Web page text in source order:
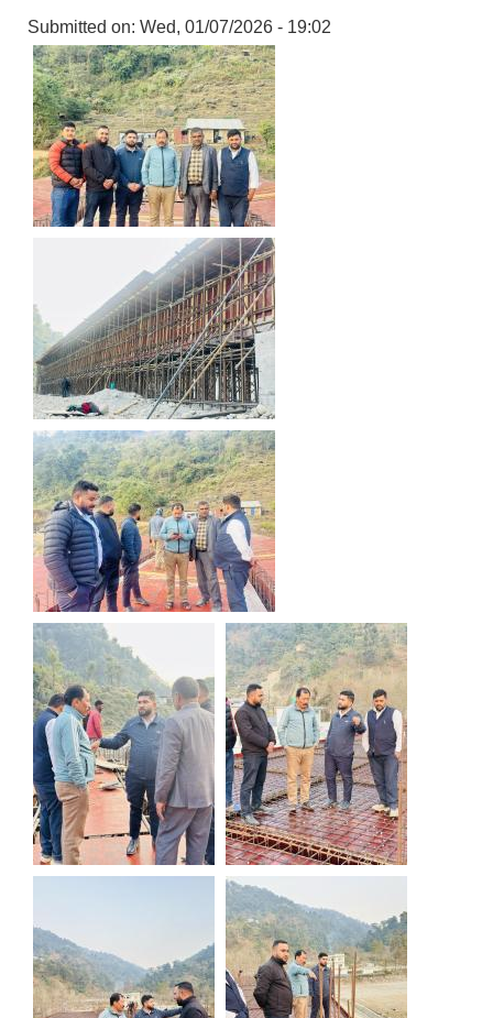
Submitted on: Wed, 01/07/2026 - 19:02